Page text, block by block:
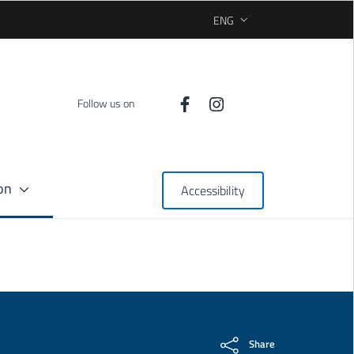
SELEZIONE LINGUA: LINGUA
ENG
Follow us on
Accessibility
Share